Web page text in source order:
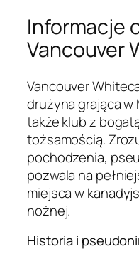
Informacje
Vancouver
Vancouver
drużyna grająca w
także klub z
tożsamością.
pochodzenia,
pozwala na
miejsca w
nożnej.
Historia i